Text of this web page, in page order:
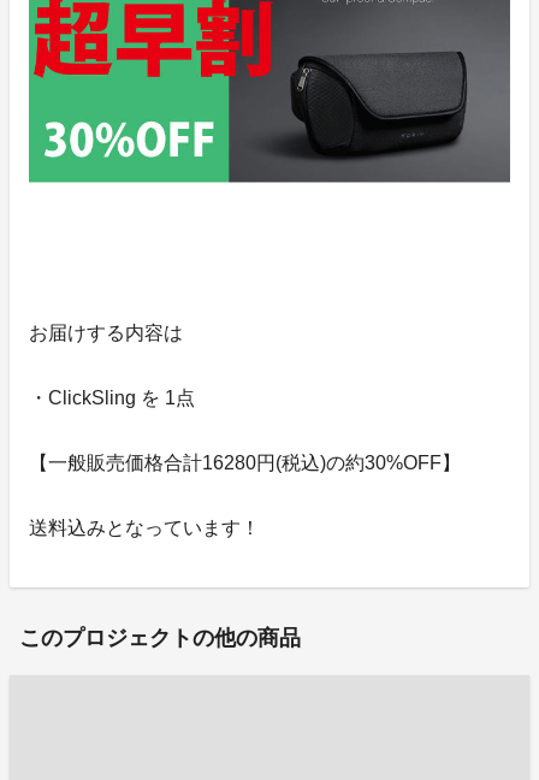
お届けする内容は
・ClickSling を 1点
【一般販売価格合計16280円(税込)の約30%OFF】
送料込みとなっています！
このプロジェクトの他の商品